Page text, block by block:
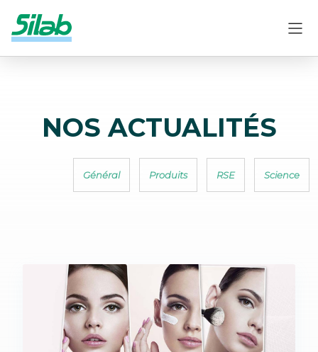
NOS ACTUALITÉS
Général Produits RSE Science